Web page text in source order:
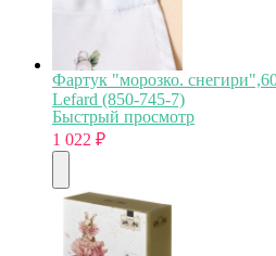
Фартук "морозко.
Lefard (850-745-7)
Быстрый просмотр
1 022 ₽